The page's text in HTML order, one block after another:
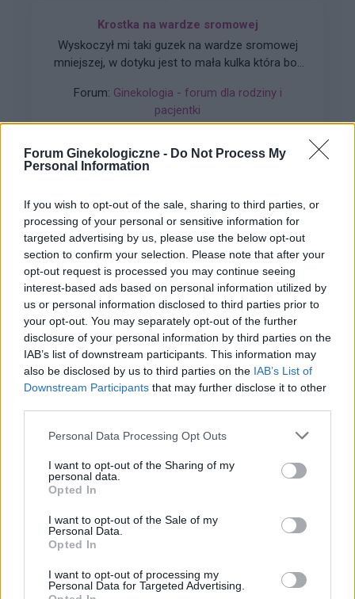
Forum Ginekologiczne - Do Not Process My
Personal Information
If you wish to opt-out of the sale, sharing to third parties, or
processing of your personal or sensitive information for
targeted advertising by us, please use the below opt-out
section to confirm your selection. Please note that after your
opt-out request is processed you may continue seeing
interest-based ads based on personal information utilized by
us or personal information disclosed to third parties prior to
your opt-out. You may separately opt-out of the further
disclosure of your personal information by third parties on the
IAB’s list of downstream participants. This information may
also be disclosed by us to third parties on the IAB’s List of
Downstream Participants that may further disclose it to other
Personal Data Processing Opt Outs
I want to opt-out of the Sharing of my
personal data.
Opted In
I want to opt-out of the Sale of my
Personal Data.
Opted In
I want to opt-out of processing my
Personal Data for Targeted Advertising.
Krostka na wardze sromowej
Wyskoczył mi taki guzek na wardze sromowej
mniejszej, w dotyku jest to mała kulka która boli
wygląda?
Forum: Ginekologia - forum dla rodziny i
pacjentki
Nabrzmiałe wargi sromowe
Hej od tygodnia czuje ze mam nabrzmiałe wargi
sromowe nie wiem co z tym robić...
Forum:Dla nastolatek
POWIĄZANE
embolizacja mięśniaków macicy